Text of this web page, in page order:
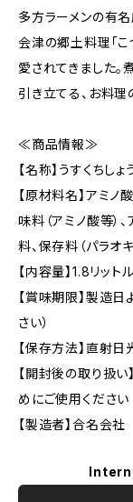
多方ラーメンの有
会津の郷土料理「こ
愛されてきました
引き立てる、お料理
≪商品情報≫
【名称】うすくちしょ
【原材料名】アミノ
味料（アミノ酸等）
料、保存料（パラオ
【内容量】1.8リット
【賞味期限】製造
さい）
【保存方法】直射
【開封後の取り扱
めにご使用ください
【製造者】合名会